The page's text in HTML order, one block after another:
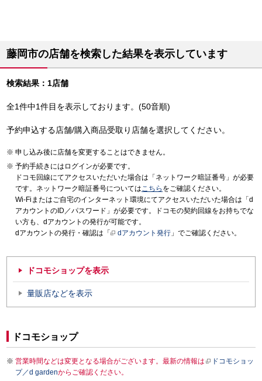
藤岡市の店舗を検索した結果を表示しています
検索結果：1店舗
全1件中1件目を表示しております。(50音順)
予約申込する店舗/購入商品受取り店舗を選択してください。
申し込み後に店舗を変更することはできません。
予約手続きにはログインが必要です。
ドコモ回線にてアクセスいただいた場合は「ネットワーク暗証番号」が必要
です。ネットワーク暗証番号についてはこちら をご確認ください。
Wi-Fiまたはご自宅のインターネット環境にてアクセスいただいた場合は「d
アカウントのID／パスワード」が必要です。ドコモの契約回線をお持ちでな
い方も、dアカウントの発行が可能です。
dアカウントの発行・確認は「
dアカウント発行 」でご確認ください。
ドコモショップを表示
量販店などを表示
ドコモショップ
営業時間などは変更となる場合がございます。最新の情報は
ドコモショッ
プ／d gardenからご確認ください。